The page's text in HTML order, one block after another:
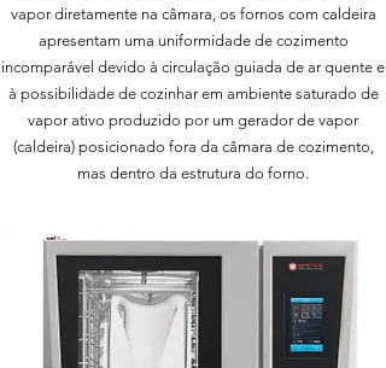
vapor diretamente na câmara, os fornos com caldeira
apresentam uma uniformidade de cozimento
incomparável devido à circulação guiada de ar quente e
à possibilidade de cozinhar em ambiente saturado de
vapor ativo produzido por um gerador de vapor
(caldeira) posicionado fora da câmara de cozimento,
mas dentro da estrutura do forno.